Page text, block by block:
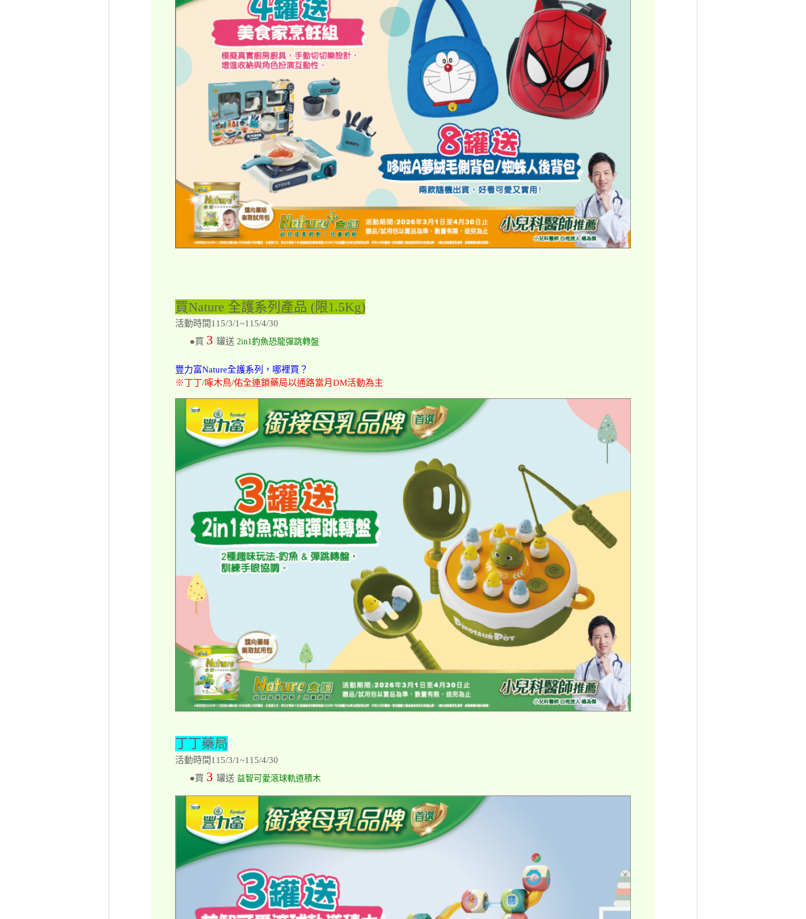
買Nature 全護系列產品 (限1.5Kg)
活動時間115/3/1~115/4/30
●買 3 罐送 2in1釣魚恐龍彈跳轉盤
豐力富Nature全護系列，哪裡買？
※丁丁/啄木鳥/佑全連鎖藥局以通路當月DM活動為主
丁丁藥局
活動時間115/3/1~115/4/30
●買 3 罐送 益智可愛滾球軌道積木